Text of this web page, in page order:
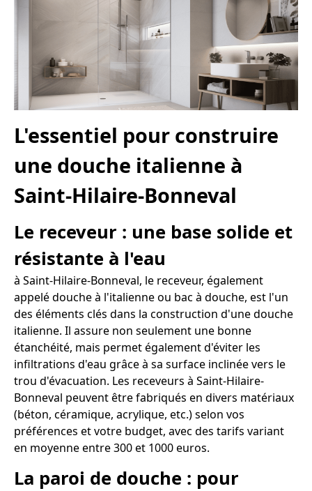
L'essentiel pour construire
une douche italienne à
Saint-Hilaire-Bonneval
Le receveur : une base solide et
résistante à l'eau
à Saint-Hilaire-Bonneval, le receveur, également
appelé douche à l'italienne ou bac à douche, est l'un
des éléments clés dans la construction d'une douche
italienne. Il assure non seulement une bonne
étanchéité, mais permet également d'éviter les
infiltrations d'eau grâce à sa surface inclinée vers le
trou d'évacuation. Les receveurs à Saint-Hilaire-
Bonneval peuvent être fabriqués en divers matériaux
(béton, céramique, acrylique, etc.) selon vos
préférences et votre budget, avec des tarifs variant
en moyenne entre 300 et 1000 euros.
La paroi de douche : pour